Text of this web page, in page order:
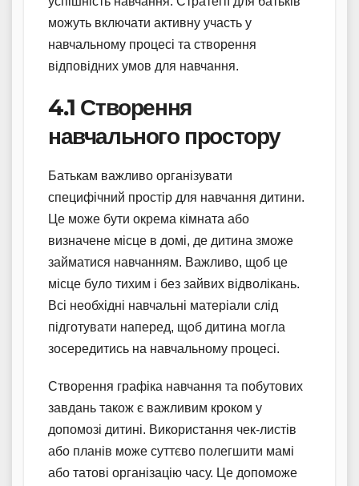
можуть включати активну участь у
навчальному процесі та створення
відповідних умов для навчання.
4.1 Створення
навчального простору
Батькам важливо організувати
специфічний простір для навчання дитини.
Це може бути окрема кімната або
визначене місце в домі, де дитина зможе
займатися навчанням. Важливо, щоб це
місце було тихим і без зайвих відволікань.
Всі необхідні навчальні матеріали слід
підготувати наперед, щоб дитина могла
зосередитись на навчальному процесі.
Створення графіка навчання та побутових
завдань також є важливим кроком у
допомозі дитині. Використання чек-листів
або планів може суттєво полегшити мамі
або татові організацію часу. Це допоможе